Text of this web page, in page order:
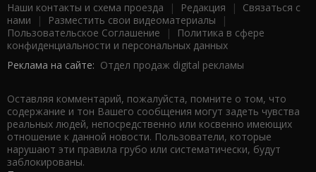
Наши контакты и схема проезда | Редакция | Связаться с
нами | Разместить свои видеоматериалы |
Пользовательское Соглашение |
Политика в сфере
конфиденциальности и персональных данных
Реклама на сайте: Отдел продаж digital рекламы
Оставляя комментарий, пожалуйста, помните о том, что
содержание и тон Вашего сообщения могут задеть чувства
реальных людей, непосредственно или косвенно имеющих
отношение к данной новости. Пользователи, которые
нарушают эти правила грубо или систематически, будут
заблокированы.